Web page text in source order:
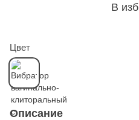
В
Цвет
Описание